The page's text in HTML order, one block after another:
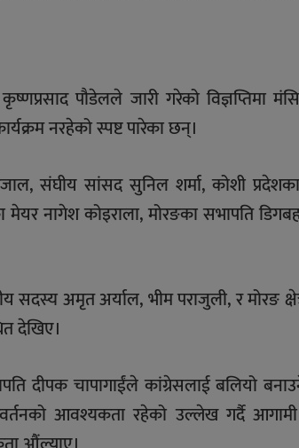
पौडेलले जारी गरेको विज्ञप्तिमा
नरहेको स्पष्ट पारेका छन्।
संघीय सांसद सुनिल शर्मा, कोशी प्रदेशका
मेयर नागेश कोइराला, मोरङका सभापति
सदस्य अमृत अर्याल, भीम पराजुली, र मोरङ
देखिए।
दीपक चापागाईंले कांग्रेसलाई बलियो
आवश्यकता रहेको उल्लेख गर्दै